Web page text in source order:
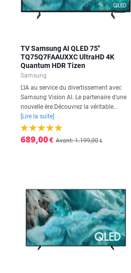
TV Samsung AI QLED 75''
TQ75Q7FAAUXXC UltraHD 4K
Quantum HDR Tizen
Samsung
L'IA au service du divertissement avec
Samsung Vision AI. Le partenaire d'une
nouvelle ère.Découvrez la véritable...
[Lire la suite]
689,00€ Avant: 1.199,00€